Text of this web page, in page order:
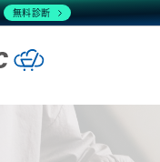
無料診断